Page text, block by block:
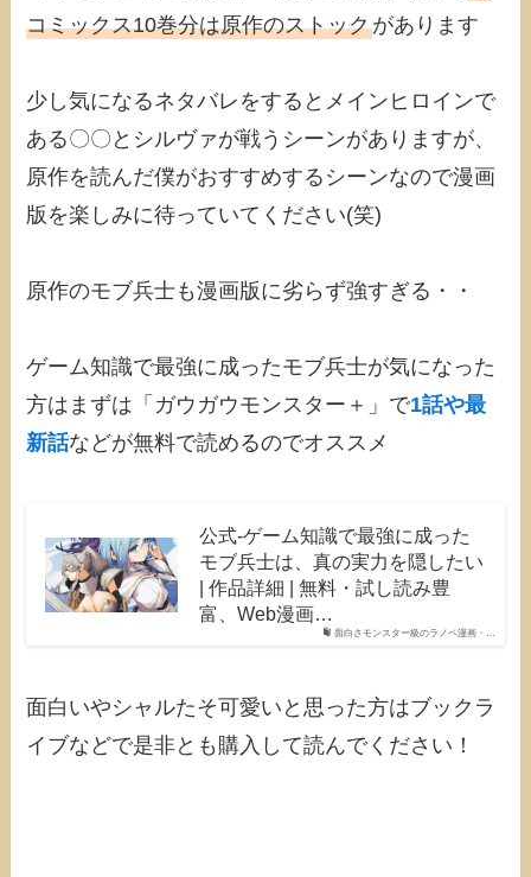
コミックス10巻分は原作のストックがあります
少し気になるネタバレをするとメインヒロインで
ある〇〇とシルヴァが戦うシーンがありますが、
原作を読んだ僕がおすすめするシーンなので漫画
版を楽しみに待っていてください(笑)
原作のモブ兵士も漫画版に劣らず強すぎる・・
ゲーム知識で最強に成ったモブ兵士が気になった
方はまずは「ガウガウモンスター＋」で1話や最
新話などが無料で読めるのでオススメ
面白さモンスター級のラノベ漫画・…
公式-ゲーム知識で最強に成った
モブ兵士は、真の実力を隠したい
| 作品詳細 | 無料・試し読み豊
富、Web漫画…
面白いやシャルたそ可愛いと思った方はブックラ
イブなどで是非とも購入して読んでください！